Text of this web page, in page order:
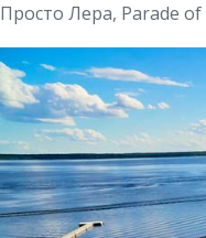
Просто Лера, Parade of